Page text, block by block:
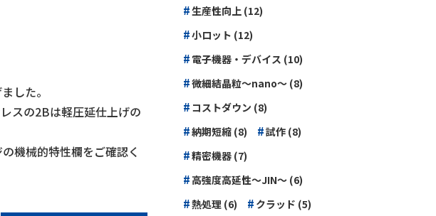
した。
スの2Bは軽圧延仕上げの
機械的特性欄をご確認く
#生産性向上 (12)
#小ロット (12)
# 電子機器・デバイス (10)
#微細結晶粒～nano～ (8)
# コストダウン (8)
#納期短縮 (8) #試作 (8)
#精密機器 (7)
# 高強度高延性～JIN～ (6)
#熱処理 (6) # クラッド (5)